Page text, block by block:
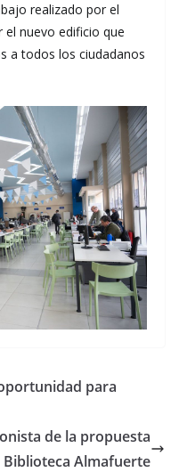
realizado por el
el nuevo edificio que
a todos los ciudadanos
para
de la propuesta
Biblioteca Almafuerte